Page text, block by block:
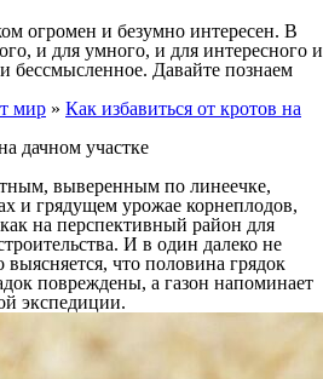
огромен и безумно интересен. В
и для умного, и для интересного и
бессмысленное. Давайте познаем
мир » Как избавиться от кротов на
дачном участке
выверенным по линеечке,
и грядущем урожае корнеплодов,
на перспективный район для
И в один далеко не
что половина грядок
повреждены, а газон напоминает
экспедиции.